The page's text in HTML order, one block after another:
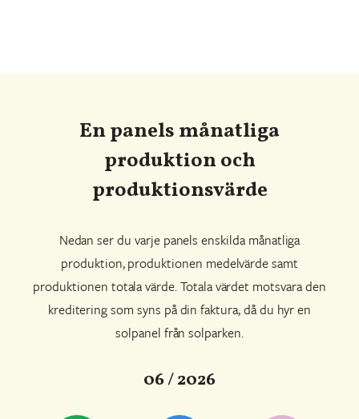
En panels månatliga
produktion och
produktionsvärde
Nedan ser du varje panels enskilda månatliga
produktion, produktionen medelvärde samt
produktionen totala värde. Totala värdet motsvara den
kreditering som syns på din faktura, då du hyr en
solpanel från solparken.
06 / 2026